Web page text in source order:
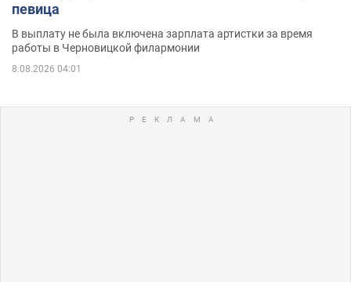
певица
В выплату не была включена зарплата артистки за время
работы в Черновицкой филармонии
8.08.2026 04:01